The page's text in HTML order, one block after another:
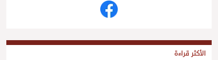
الأكثر قراءة